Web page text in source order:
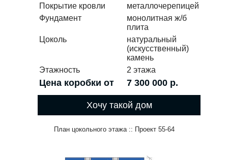
Покрытие кровли
металлочерепицей
Фундамент
монолитная ж/б
плита
Цоколь
натуральный
(искусственный)
камень
Этажность
2 этажа
Цена коробки от 7 300 000 р.
Хочу такой дом
План цокольного этажа :: Проект 55-64